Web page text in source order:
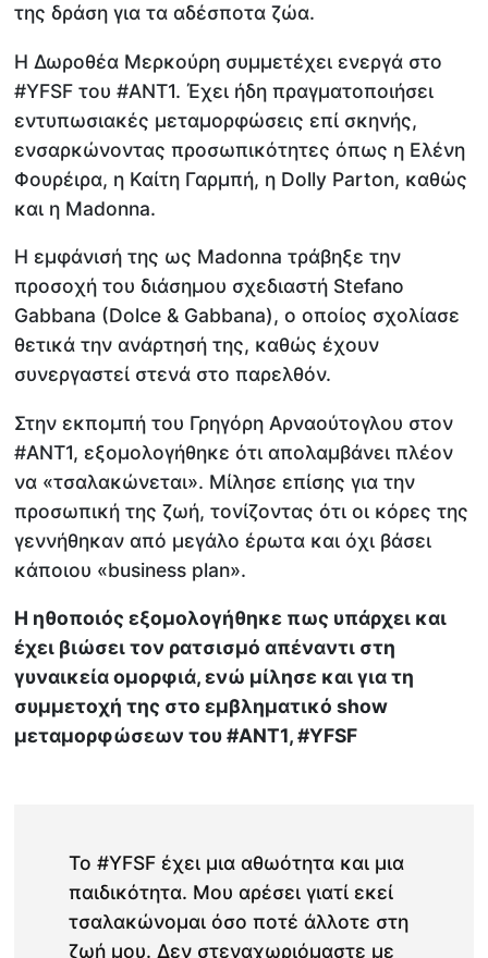
της δράση για τα αδέσποτα ζώα.
Η Δωροθέα Μερκούρη συμμετέχει ενεργά στο
#YFSF του #ΑΝΤ1. Έχει ήδη πραγματοποιήσει
εντυπωσιακές μεταμορφώσεις επί σκηνής,
ενσαρκώνοντας προσωπικότητες όπως η Ελένη
Φουρέιρα, η Καίτη Γαρμπή, η Dolly Parton, καθώς
και η Madonna.
Η εμφάνισή της ως Madonna τράβηξε την
προσοχή του διάσημου σχεδιαστή Stefano
Gabbana (Dolce & Gabbana), ο οποίος σχολίασε
θετικά την ανάρτησή της, καθώς έχουν
συνεργαστεί στενά στο παρελθόν.
Στην εκπομπή του Γρηγόρη Αρναούτογλου στον
#ΑΝΤ1, εξομολογήθηκε ότι απολαμβάνει πλέον
να «τσαλακώνεται». Μίλησε επίσης για την
προσωπική της ζωή, τονίζοντας ότι οι κόρες της
γεννήθηκαν από μεγάλο έρωτα και όχι βάσει
κάποιου «business plan».
Η ηθοποιός εξομολογήθηκε πως υπάρχει και
έχει βιώσει τον ρατσισμό απέναντι στη
γυναικεία ομορφιά, ενώ μίλησε και για τη
συμμετοχή της στο εμβληματικό show
μεταμορφώσεων του #ΑΝΤ1, #YFSF
Το #YFSF έχει μια αθωότητα και μια
παιδικότητα. Μου αρέσει γιατί εκεί
τσαλακώνομαι όσο ποτέ άλλοτε στη
ζωή μου. Δεν στεναχωριόμαστε με